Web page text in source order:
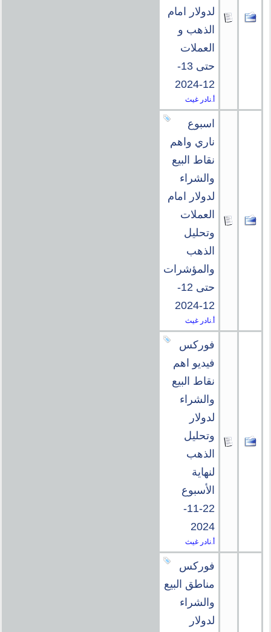
لدولار امام
الذهب و
العملات
حتى 13-
12-2024
أ.نادر غيث
اسبوع
ناري واهم
نقاط البيع
والشراء
لدولار امام
العملات
وتحليل
الذهب
والمؤشرات
حتى 12-
12-2024
أ.نادر غيث
فوركس
فيديو اهم
نقاط البيع
والشراء
لدولار
وتحليل
الذهب
لنهاية
الأسبوع
22-11-
2024
أ.نادر غيث
فوركس
مناطق البيع
والشراء
لدولار